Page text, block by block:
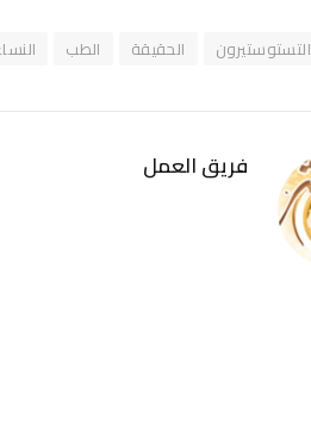
التستوستيرون الحقيقة الطب
فريق العمل